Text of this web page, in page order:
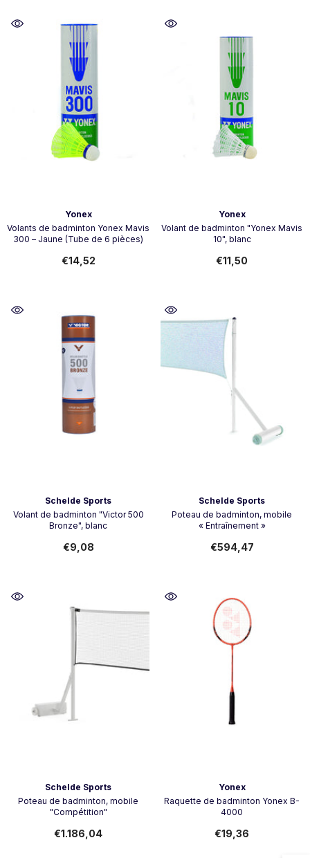
Yonex
Volants de badminton Yonex Mavis
300 – Jaune (Tube de 6 pièces)
€14,52
Yonex
Volant de badminton "Yonex Mavis
10", blanc
€11,50
Schelde Sports
Volant de badminton "Victor 500
Bronze", blanc
€9,08
Schelde Sports
Poteau de badminton, mobile
« Entraînement »
€594,47
Schelde Sports
Poteau de badminton, mobile
"Compétition"
€1.186,04
Yonex
Raquette de badminton Yonex B-
4000
€19,36